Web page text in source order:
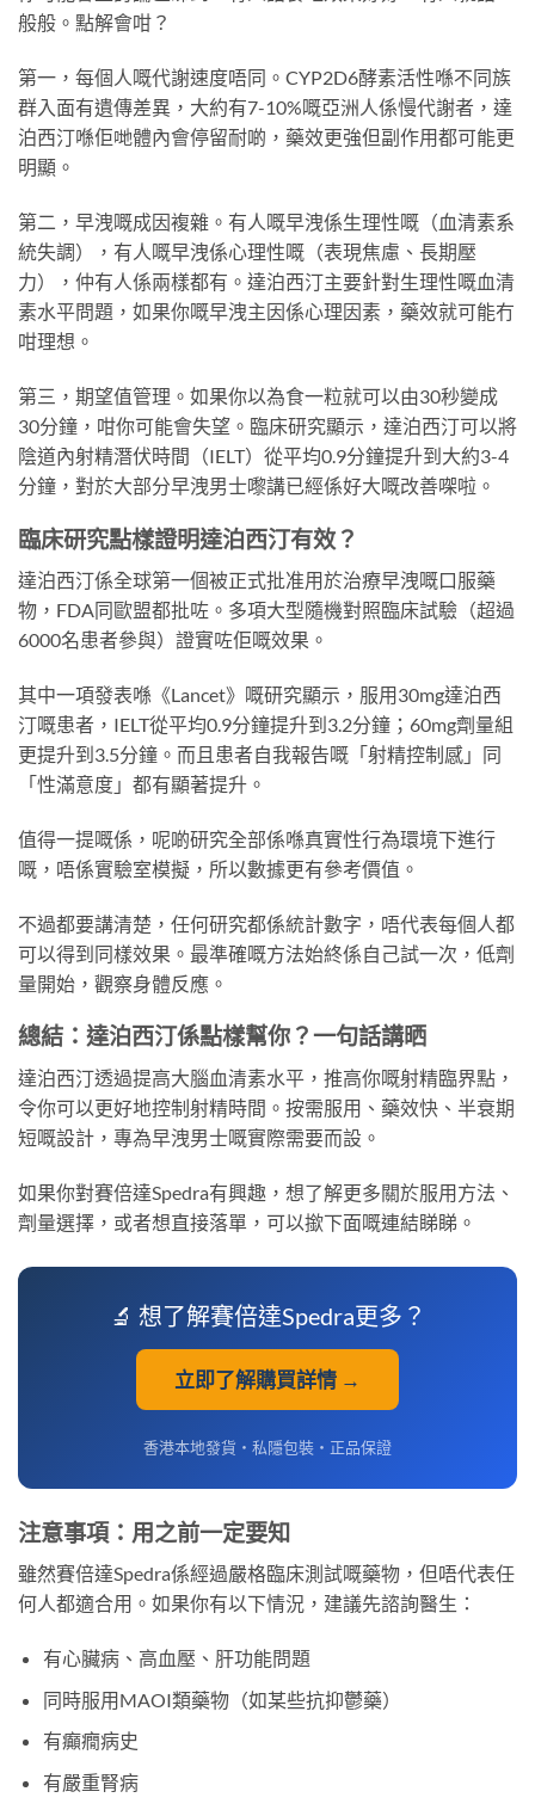
般般。點解會咁？
第一，每個人嘅代謝速度唔同。CYP2D6酵素活性喺不同族
群入面有遺傳差異，大約有7-10%嘅亞洲人係慢代謝者，達
泊西汀喺佢哋體內會停留耐啲，藥效更強但副作用都可能更
明顯。
第二，早洩嘅成因複雜。有人嘅早洩係生理性嘅（血清素系
統失調），有人嘅早洩係心理性嘅（表現焦慮、長期壓
力），仲有人係兩樣都有。達泊西汀主要針對生理性嘅血清
素水平問題，如果你嘅早洩主因係心理因素，藥效就可能冇
咁理想。
第三，期望值管理。如果你以為食一粒就可以由30秒變成
30分鐘，咁你可能會失望。臨床研究顯示，達泊西汀可以將
陰道內射精潛伏時間（IELT）從平均0.9分鐘提升到大約3-4
分鐘，對於大部分早洩男士嚟講已經係好大嘅改善㗎啦。
臨床研究點樣證明達泊西汀有效？
達泊西汀係全球第一個被正式批准用於治療早洩嘅口服藥
物，FDA同歐盟都批咗。多項大型隨機對照臨床試驗（超過
6000名患者參與）證實咗佢嘅效果。
其中一項發表喺《Lancet》嘅研究顯示，服用30mg達泊西
汀嘅患者，IELT從平均0.9分鐘提升到3.2分鐘；60mg劑量組
更提升到3.5分鐘。而且患者自我報告嘅「射精控制感」同
「性滿意度」都有顯著提升。
值得一提嘅係，呢啲研究全部係喺真實性行為環境下進行
嘅，唔係實驗室模擬，所以數據更有參考價值。
不過都要講清楚，任何研究都係統計數字，唔代表每個人都
可以得到同樣效果。最準確嘅方法始終係自己試一次，低劑
量開始，觀察身體反應。
總結：達泊西汀係點樣幫你？一句話講晒
達泊西汀透過提高大腦血清素水平，推高你嘅射精臨界點，
令你可以更好地控制射精時間。按需服用、藥效快、半衰期
短嘅設計，專為早洩男士嘅實際需要而設。
如果你對賽倍達Spedra有興趣，想了解更多關於服用方法、
劑量選擇，或者想直接落單，可以撳下面嘅連結睇睇。
🔬 想了解賽倍達Spedra更多？
立即了解購買詳情 →
香港本地發貨・私隱包裝・正品保證
注意事項：用之前一定要知
雖然賽倍達Spedra係經過嚴格臨床測試嘅藥物，但唔代表任
何人都適合用。如果你有以下情況，建議先諮詢醫生：
有心臟病、高血壓、肝功能問題
同時服用MAOI類藥物（如某些抗抑鬱藥）
有癲癇病史
有嚴重腎病